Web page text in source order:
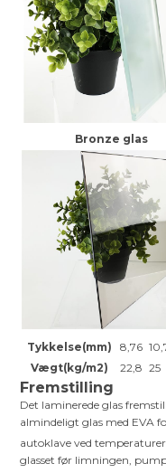
Bronze glas
Tykkelse(mm) 8,76
Vægt(kg/m2)
22,8 25
Fremstilling
Det laminerede glas
almindeligt glas med EVA
autoklave ved
glasset før limningen,